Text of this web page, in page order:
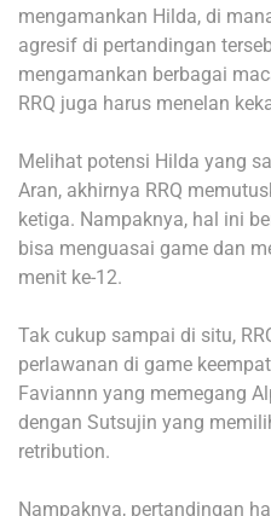
mengamankan Hilda, di
agresif di pertandingan
mengamankan berbagai
RRQ juga harus menelan
Melihat potensi Hilda yang
Aran, akhirnya RRQ
ketiga. Nampaknya, hal ini
bisa menguasai game dan
menit ke-12.
Tak cukup sampai di situ,
perlawanan di game
Faviannn yang memegang
dengan Sutsujin yang
retribution.
Nampaknya, pertandingan